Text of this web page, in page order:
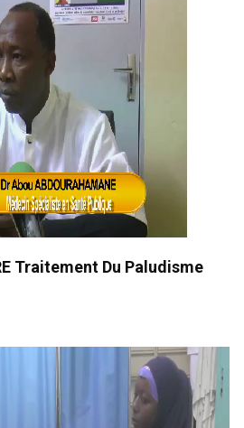
Traitement Du Paludisme